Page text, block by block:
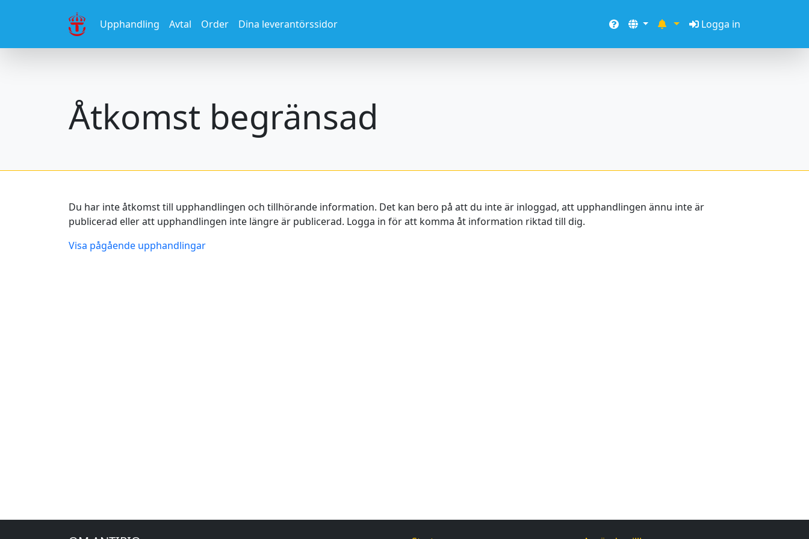
Upphandling Avtal Order Dina leverantörssidor Logga in
Åtkomst begränsad
Du har inte åtkomst till upphandlingen och tillhörande information. Det kan bero på att du inte är inloggad, att upphandlingen ännu inte är
publicerad eller att upphandlingen inte längre är publicerad. Logga in för att komma åt information riktad till dig.
Visa pågående upphandlingar